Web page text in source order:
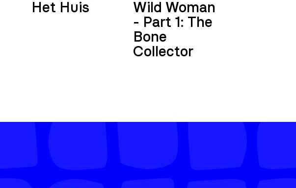
Het Huis
Wild Woman
- Part 1: The
Bone
Collector